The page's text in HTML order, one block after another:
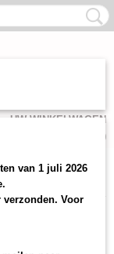
UW WINKELWAGEN
(0)
van 1 juli 2026
verzonden. Voor